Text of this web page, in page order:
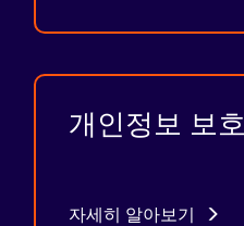
개인정보 보호
자세히 알아보기